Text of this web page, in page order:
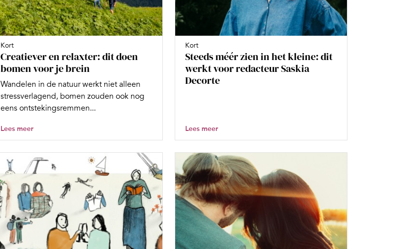
Kort
Creatiever en relaxter: dit doen
bomen voor je brein
Wandelen in de natuur werkt niet alleen
stressverlagend, bomen zouden ook nog
eens ontstekingsremmen...
Lees meer
Kort
Steeds méér zien in het kleine: dit
werkt voor redacteur Saskia
Decorte
Lees meer